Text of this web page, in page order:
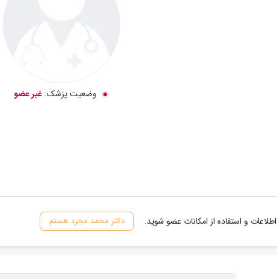
وضعیت پزشک: غیر عضو
و استفاده از امکانات عضو شوید. دکتر محمد مجرد هستم